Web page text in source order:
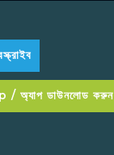
ডাউনলোড করুন